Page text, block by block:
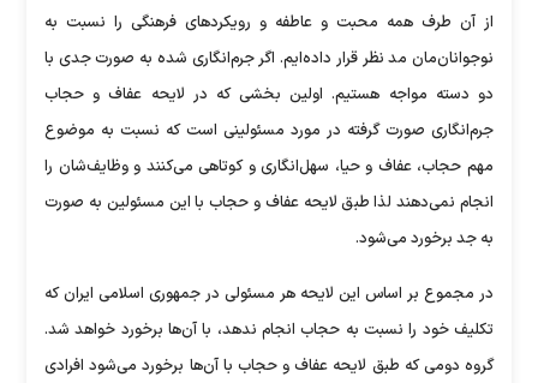
از آن طرف همه محبت و عاطفه و رویکرد‌های فرهنگی را نسبت به
نوجوانان‌مان مد نظر قرار داده‌ایم. اگر جرم‌انگاری شده به صورت جدی با
دو دسته مواجه هستیم. اولین بخشی که در لایحه عفاف و حجاب
جرم‌انگاری صورت گرفته در مورد مسئولینی است که نسبت به موضوع
مهم حجاب، عفاف و حیا، سهل‌انگاری و کوتاهی می‌کنند و وظایف‌شان را
انجام نمی‌دهند لذا طبق لایحه عفاف و حجاب با این مسئولین به صورت
به جد برخورد می‌شود.
در مجموع بر اساس این لایحه هر مسئولی در جمهوری اسلامی ایران که
تکلیف خود را نسبت به حجاب انجام ندهد، با آن‌ها برخورد خواهد شد.
گروه دومی که طبق لایحه عفاف و حجاب با آن‌ها برخورد می‌شود افرادی